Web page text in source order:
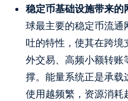
稳定币基础设施带来的
球最主要的稳定币流通
吐的特性，使其在跨境
外交易、高频小额转账
撑。能量系统正是承
使用越频繁，资源消耗